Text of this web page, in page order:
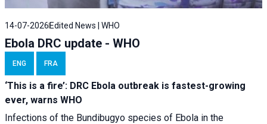
14-07-2026 Edited News | WHO
Ebola DRC update - WHO
ENG FRA
‘This is a fire’: DRC Ebola outbreak is fastest-growing
ever, warns WHO
Infections of the Bundibugyo species of Ebola in the